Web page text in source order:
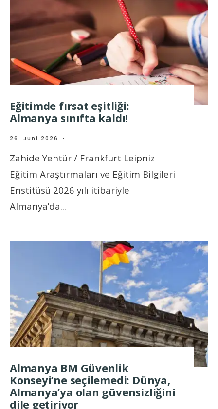
Eğitimde fırsat eşitliği:
Almanya sınıfta kaldı!
26. Juni 2026 •
Zahide Yentür / Frankfurt Leipniz
Eğitim Araştırmaları ve Eğitim Bilgileri
Enstitüsü 2026 yılı itibariyle
Almanya’da...
Almanya BM Güvenlik
Konseyi’ne seçilemedi: Dünya,
Almanya’ya olan güvensizliğini
dile getiriyor